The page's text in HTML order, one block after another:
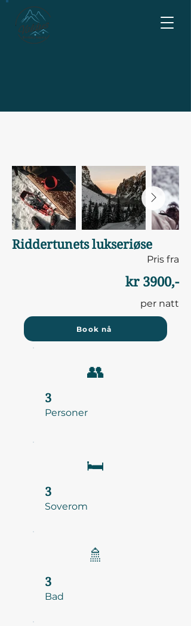
Riddertunets lukseriøse
Pris fra
kr 3900,-
per natt
Book nå
👥
3
Personer
🛏️
3
Soverom
🚿
3
Bad